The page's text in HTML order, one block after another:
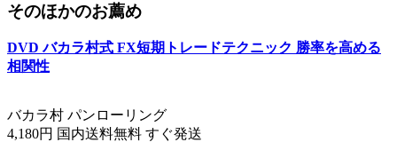
そのほかのお薦め
DVD バカラ村式 FX短期トレードテクニック 勝率を高める
相関性
バカラ村 パンローリング
4,180円 国内送料無料 すぐ発送